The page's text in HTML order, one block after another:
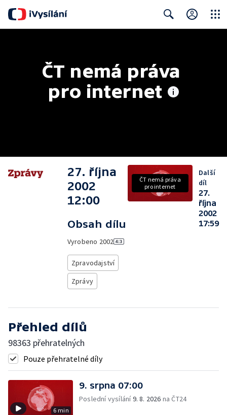
ČT nemá práva
pro internet
27. října
2002
12:00
Obsah dílu
Vyrobeno 2002
Zpravodajství
Zprávy
ČT nemá práva
pro internet
Další
díl
27.
října
2002
17:59
Přehled dílů
98363 přehratelných
Pouze přehratelné díly
6 min
9. srpna 07:00
Poslední vysílání9. 8. 2026 na ČT24